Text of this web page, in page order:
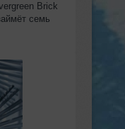
Brick
семь